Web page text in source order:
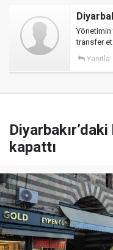
Yönetimin
transfer
Yanıtla
kapattı